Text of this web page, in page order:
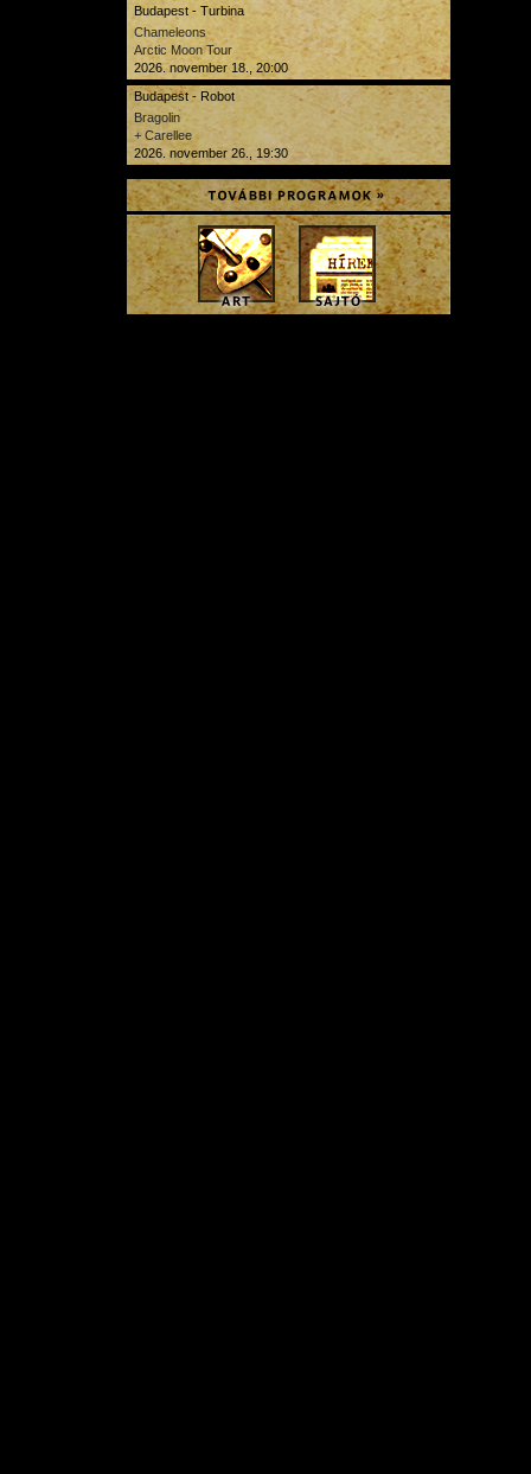
Budapest - Turbina
Chameleons
Arctic Moon Tour
2026. november 18., 20:00
Budapest - Robot
Bragolin
+ Carellee
2026. november 26., 19:30